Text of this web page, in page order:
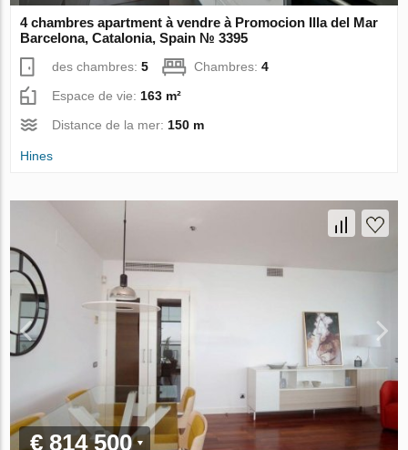
4 chambres apartment à vendre à Promocion Illa del Mar
Barcelona, Catalonia, Spain № 3395
des chambres:5 Chambres:4
Espace de vie:163 m²
Distance de la mer:150 m
Hines
€ 814 500